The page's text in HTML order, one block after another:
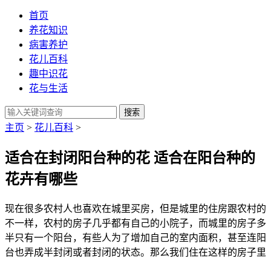
首页
养花知识
病害养护
花儿百科
趣中识花
花与生活
搜索
主页 > 花儿百科 >
适合在封闭阳台种的花 适合在阳台种的
花卉有哪些
现在很多农村人也喜欢在城里买房，但是城里的住房跟农村的
不一样，农村的房子几乎都有自己的小院子，而城里的房子多
半只有一个阳台，有些人为了增加自己的室内面积，甚至连阳
台也弄成半封闭或者封闭的状态。那么我们住在这样的房子里